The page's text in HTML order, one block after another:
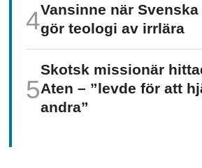
Vansinne när
gör teologi av irrlära
Skotsk missionär
Aten – ”levde för att
andra”